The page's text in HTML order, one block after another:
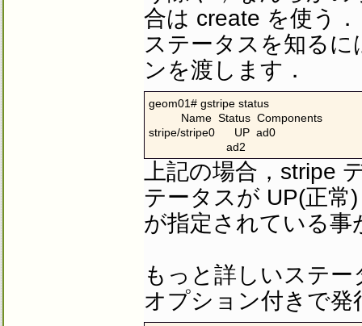
合は create を使う
ステータスを知るに
ンを渡します．
geom01# gstripe status
          Name  Status  Components
stripe/stripe0      UP  ad0
                        ad2
上記の場合，stripe
テータスが UP(正
が指定されている
もっと詳しいステ
オプション付きで発